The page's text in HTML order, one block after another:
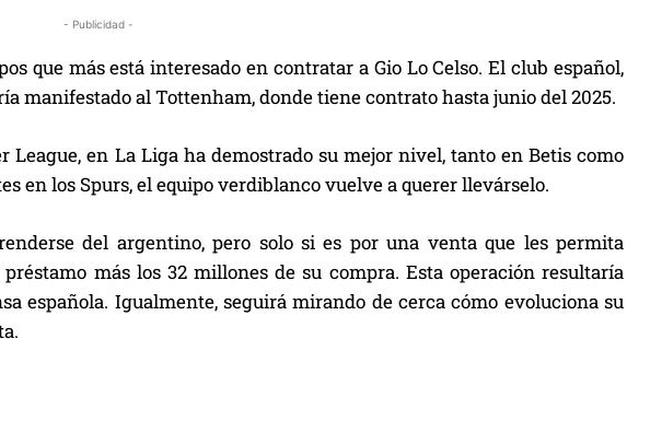
- Publicidad -
que más está interesado en contratar a Gio Lo Celso. El club español,
manifestado al Tottenham, donde tiene contrato hasta junio del 2025.
League, en La Liga ha demostrado su mejor nivel, tanto en Betis como
en los Spurs, el equipo verdiblanco vuelve a querer llevárselo.
del argentino, pero solo si es por una venta que les permita
más los 32 millones de su compra. Esta operación resultaría
española. Igualmente, seguirá mirando de cerca cómo evoluciona su